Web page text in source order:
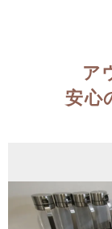
ア
安心